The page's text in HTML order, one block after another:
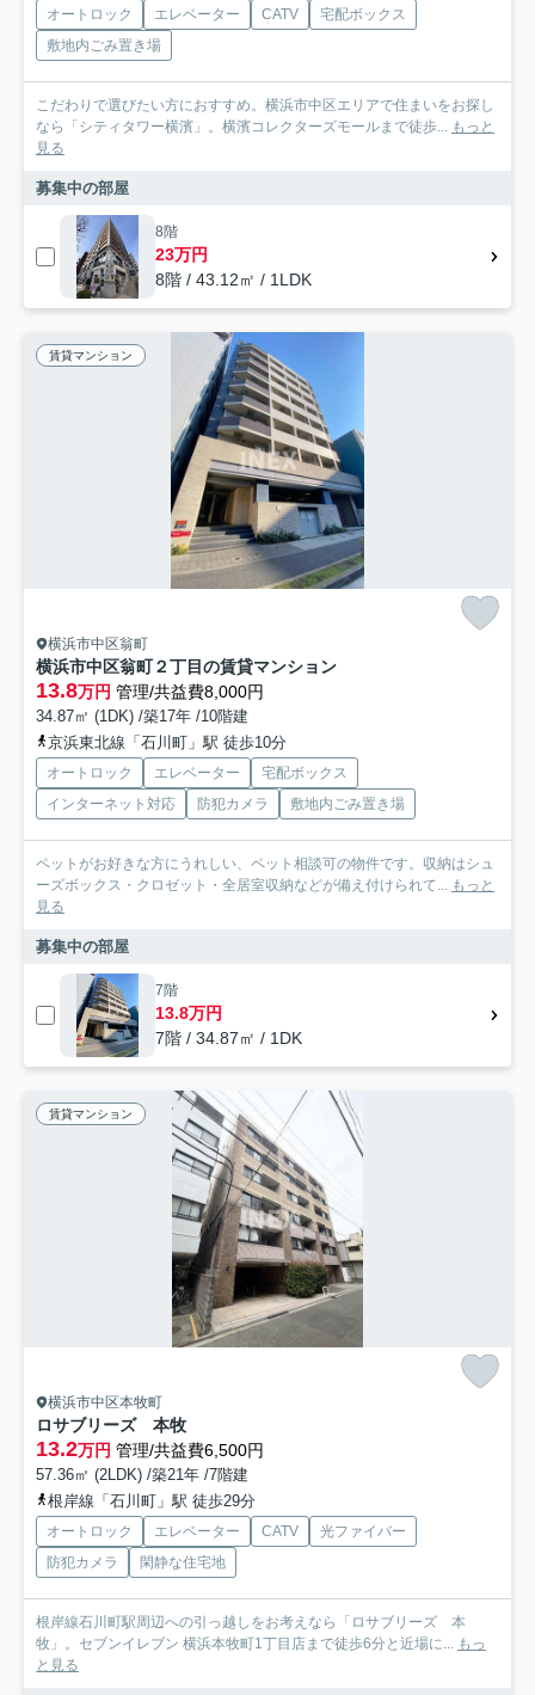
オートロック エレベーター CATV
宅配ボックス
敷地内ごみ置き場
こだわりで選びたい方におすすめ。横浜市中区エリアで住まいをお探し
なら「シティタワー横濱」。横濱コレクターズモールまで徒歩... もっと
見る
募集中の部屋
8階
23万円
8階 / 43.12㎡ / 1LDK
賃貸マンション
横浜市中区翁町
横浜市中区翁町２丁目の賃貸マンション
13.8万円 管理/共益費8,000円
34.87㎡ (1DK) /築17年 /10階建
京浜東北線「石川町」駅 徒歩10分
オートロック エレベーター
宅配ボックス
インターネット対応
防犯カメラ 敷地内ごみ置き場
ペットがお好きな方にうれしい、ペット相談可の物件です。収納はシュ
ーズボックス・クロゼット・全居室収納などが備え付けられて... もっと
見る
募集中の部屋
7階
13.8万円
7階 / 34.87㎡ / 1DK
賃貸マンション
横浜市中区本牧町
ロサブリーズ 本牧
13.2万円 管理/共益費6,500円
57.36㎡ (2LDK) /築21年 /7階建
根岸線「石川町」駅 徒歩29分
オートロック エレベーター CATV
光ファイバー
防犯カメラ
閑静な住宅地
根岸線石川町駅周辺への引っ越しをお考えなら「ロサブリーズ 本
牧」。セブンイレブン 横浜本牧町1丁目店まで徒歩6分と近場に... もっ
と見る